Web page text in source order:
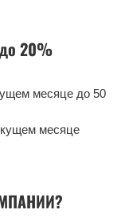
20%
месяце до 50
месяце